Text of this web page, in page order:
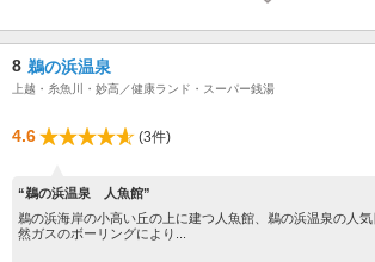
8 鵜の浜温泉
上越・糸魚川・妙高／健康ランド・スーパー銭湯
4.6 (3件)
“鵜の浜温泉 人魚館”
鵜の浜海岸の小高い丘の上に建つ人魚館、鵜の浜温泉の人
然ガスのボーリングにより...